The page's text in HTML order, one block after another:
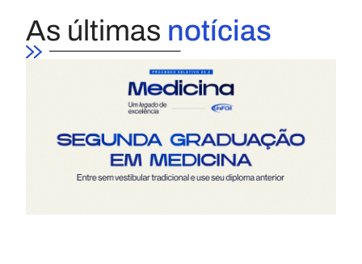
As últimas notícias